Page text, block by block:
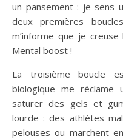
un pansement : je sens
deux premières
m’informe que je creuse
Mental boost !
La troisième boucle
biologique me réclame
saturer des gels et
lourde : des athlètes
pelouses ou marchent